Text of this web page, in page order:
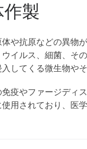
製
や抗原などの異物
イルス、細菌、そ
してくる微生物や
疫やファージディ
用されており、医